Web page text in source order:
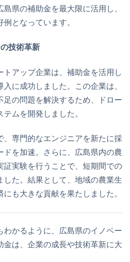
県の補助金を最大限に活用し、
となっています。
技術革新
トアップ企業は、補助金を活用し
に成功しました。この企業は、
足の問題を解決するため、ドロー
ムを開発しました。
、専門的なエンジニアを新たに採
ドを加速。さらに、広島県内の農
証実験を行うことで、短期間での
した。結果として、地域の農業生
も大きな貢献を果たしました。
わかるように、広島県のイノベー
金は、企業の成長や技術革新に大